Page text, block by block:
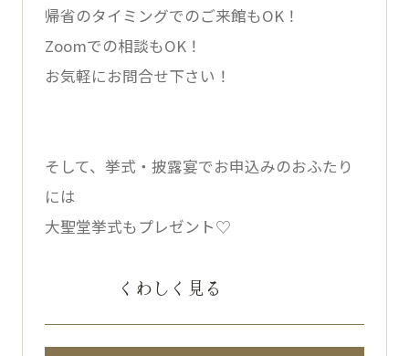
帰省のタイミングでのご来館もOK！
Zoomでの相談もOK！
お気軽にお問合せ下さい！
そして、挙式・披露宴でお申込みのおふたり
には
大聖堂挙式もプレゼント♡
くわしく見る